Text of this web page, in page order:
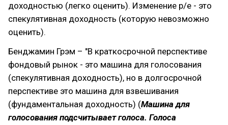
доходностью (легко оценить). Изменение p/e - это
спекулятивная доходность (которую невозможно
оценить).
Бенджамин Грэм – "В краткосрочной перспективе
фондовый рынок - это машина для голосования
(спекулятивная доходность), но в долгосрочной
перспективе это машина для взвешивания
(фундаментальная доходность) (Машина для
голосования подсчитывает голоса. Голоса